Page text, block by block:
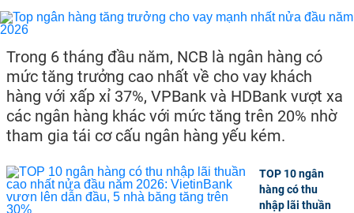
Trong 6 tháng đầu năm, NCB là ngân hàng có
mức tăng trưởng cao nhất về cho vay khách
hàng với xấp xỉ 37%, VPBank và HDBank vượt xa
các ngân hàng khác với mức tăng trên 20% nhờ
tham gia tái cơ cấu ngân hàng yếu kém.
TOP 10 ngân
hàng có thu
nhập lãi thuần